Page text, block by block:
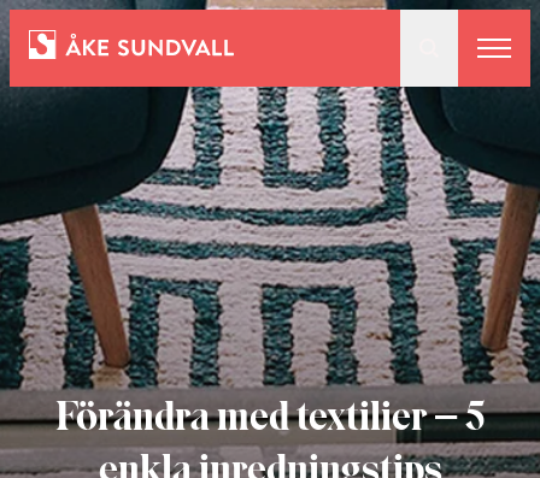
Bostäder
Lokaler och parkering
Entreprenad
Om oss
Förändra med textilier – 5